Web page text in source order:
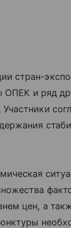
стран-
ОПЕК и ряд
цен, а